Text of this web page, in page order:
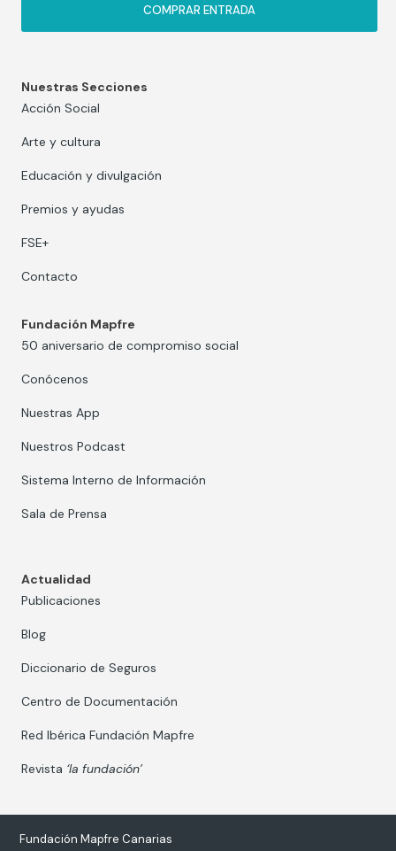
COMPRAR ENTRADA
Nuestras Secciones
Acción Social
Arte y cultura
Educación y divulgación
Premios y ayudas
FSE+
Contacto
Fundación Mapfre
50 aniversario de compromiso social
Conócenos
Nuestras App
Nuestros Podcast
Sistema Interno de Información
Sala de Prensa
Actualidad
Publicaciones
Blog
Diccionario de Seguros
Centro de Documentación
Red Ibérica Fundación Mapfre
Revista ‘la fundación’
Fundación Mapfre Canarias